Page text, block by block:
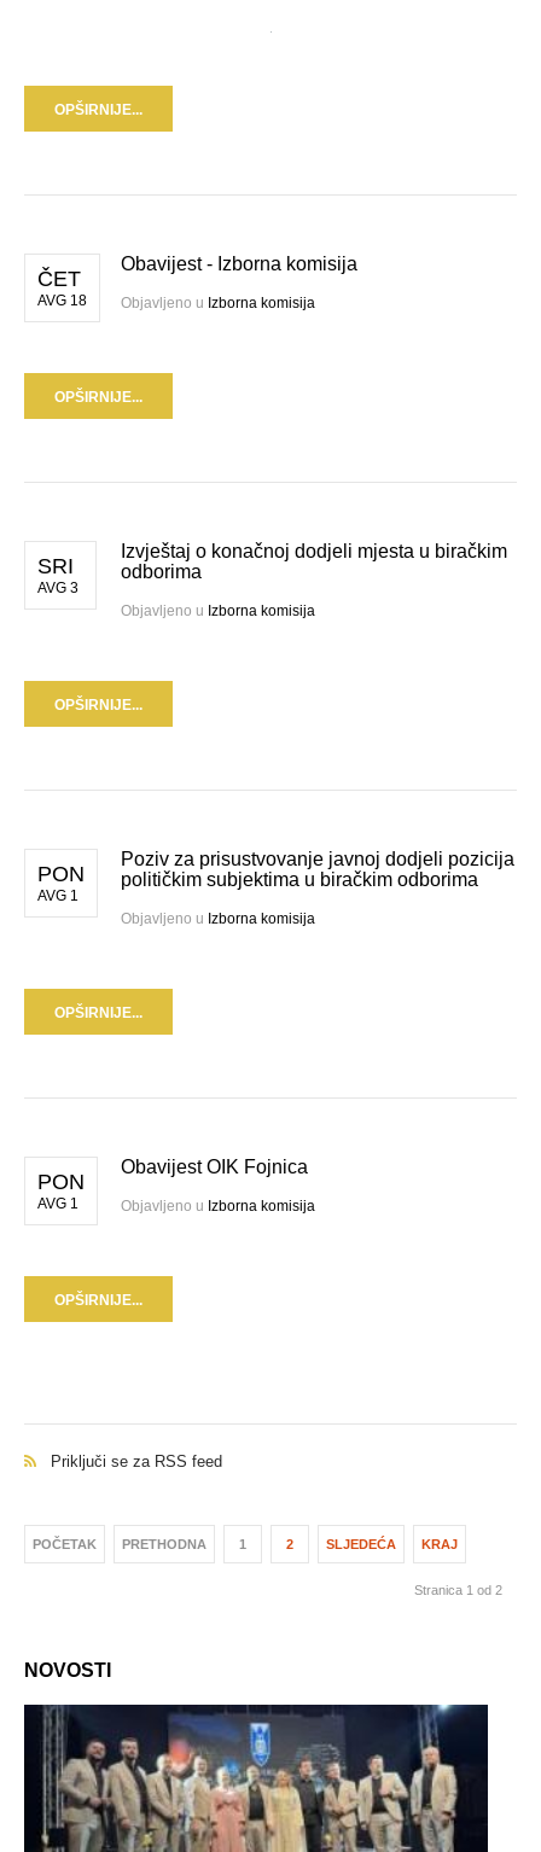
OPŠIRNIJE...
ČET
AVG 18
Obavijest - Izborna komisija
Objavljeno u Izborna komisija
OPŠIRNIJE...
SRI
AVG 3
Izvještaj o konačnoj dodjeli mjesta u biračkim
odborima
Objavljeno u Izborna komisija
OPŠIRNIJE...
PON
AVG 1
Poziv za prisustvovanje javnoj dodjeli pozicija
političkim subjektima u biračkim odborima
Objavljeno u Izborna komisija
OPŠIRNIJE...
PON
AVG 1
Obavijest OIK Fojnica
Objavljeno u Izborna komisija
OPŠIRNIJE...
Priključi se za RSS feed
POČETAK PRETHODNA 1 2 SLJEDEĆA KRAJ
Stranica 1 od 2
NOVOSTI